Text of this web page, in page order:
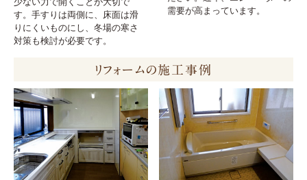
す。手すりは両側に、床面は滑
りにくいものにし、冬場の寒さ
対策も検討が必要です。
需要が高まっています。
リフォームの施工事例